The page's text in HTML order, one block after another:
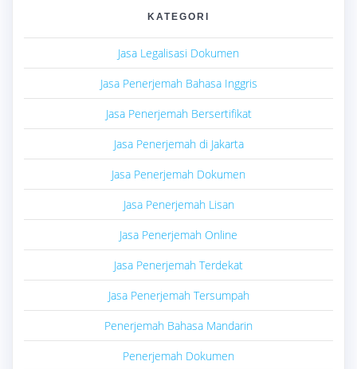
KATEGORI
Jasa Legalisasi Dokumen
Jasa Penerjemah Bahasa Inggris
Jasa Penerjemah Bersertifikat
Jasa Penerjemah di Jakarta
Jasa Penerjemah Dokumen
Jasa Penerjemah Lisan
Jasa Penerjemah Online
Jasa Penerjemah Terdekat
Jasa Penerjemah Tersumpah
Penerjemah Bahasa Mandarin
Penerjemah Dokumen